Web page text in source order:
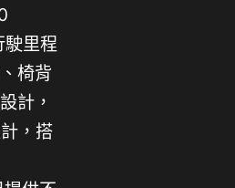
里程
椅背
計，
，搭